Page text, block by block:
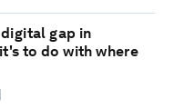
gap in
to do with where